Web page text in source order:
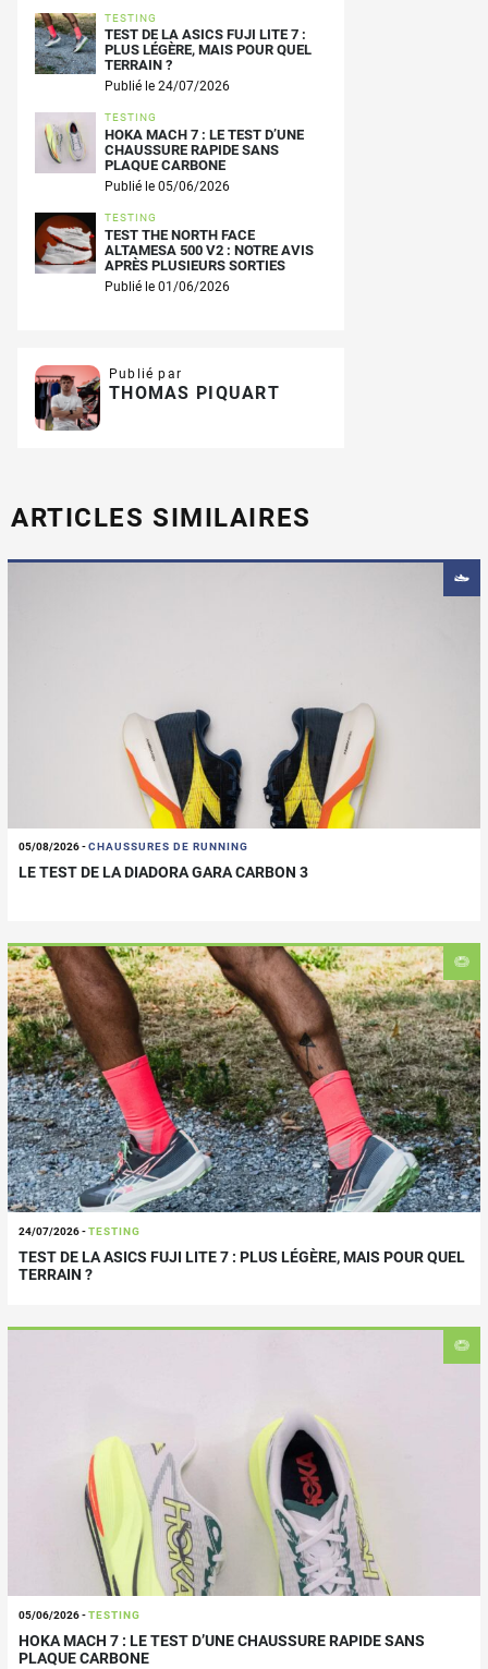
TESTING
TEST DE LA ASICS FUJI LITE 7 :
PLUS LÉGÈRE, MAIS POUR QUEL
TERRAIN ?
Publié le 24/07/2026
TESTING
HOKA MACH 7 : LE TEST D’UNE
CHAUSSURE RAPIDE SANS
PLAQUE CARBONE
Publié le 05/06/2026
TESTING
TEST THE NORTH FACE
ALTAMESA 500 V2 : NOTRE AVIS
APRÈS PLUSIEURS SORTIES
Publié le 01/06/2026
Publié par
THOMAS PIQUART
ARTICLES SIMILAIRES
05/08/2026-CHAUSSURES DE RUNNING
LE TEST DE LA DIADORA GARA CARBON 3
24/07/2026-TESTING
TEST DE LA ASICS FUJI LITE 7 : PLUS LÉGÈRE, MAIS POUR QUEL
TERRAIN ?
05/06/2026-TESTING
HOKA MACH 7 : LE TEST D’UNE CHAUSSURE RAPIDE SANS
PLAQUE CARBONE